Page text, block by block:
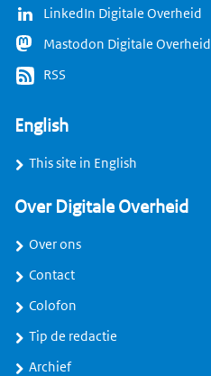
LinkedIn Digitale Overheid
Mastodon Digitale Overheid
RSS
English
This site in English
Over Digitale Overheid
Over ons
Contact
Colofon
Tip de redactie
Archief